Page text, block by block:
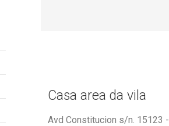
Casa area da vila
Avd Constitucion s/n. 15123 -